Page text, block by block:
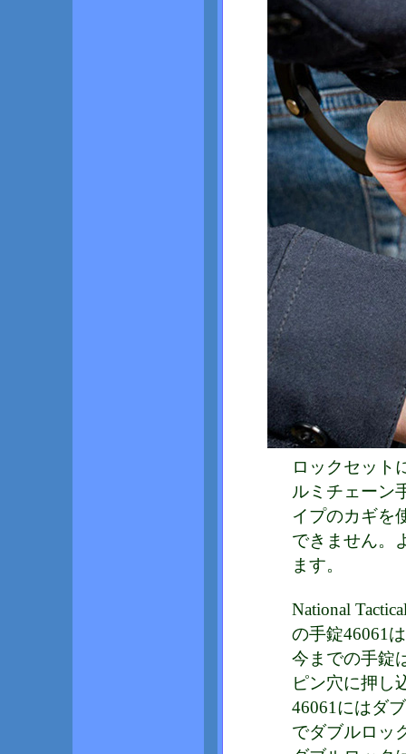
ロックセット
ルミチェーン
イプのカギを
できません。
ます。
National
の手錠46061
今までの手錠
ピン穴に押し
46061にはダ
でダブルロッ